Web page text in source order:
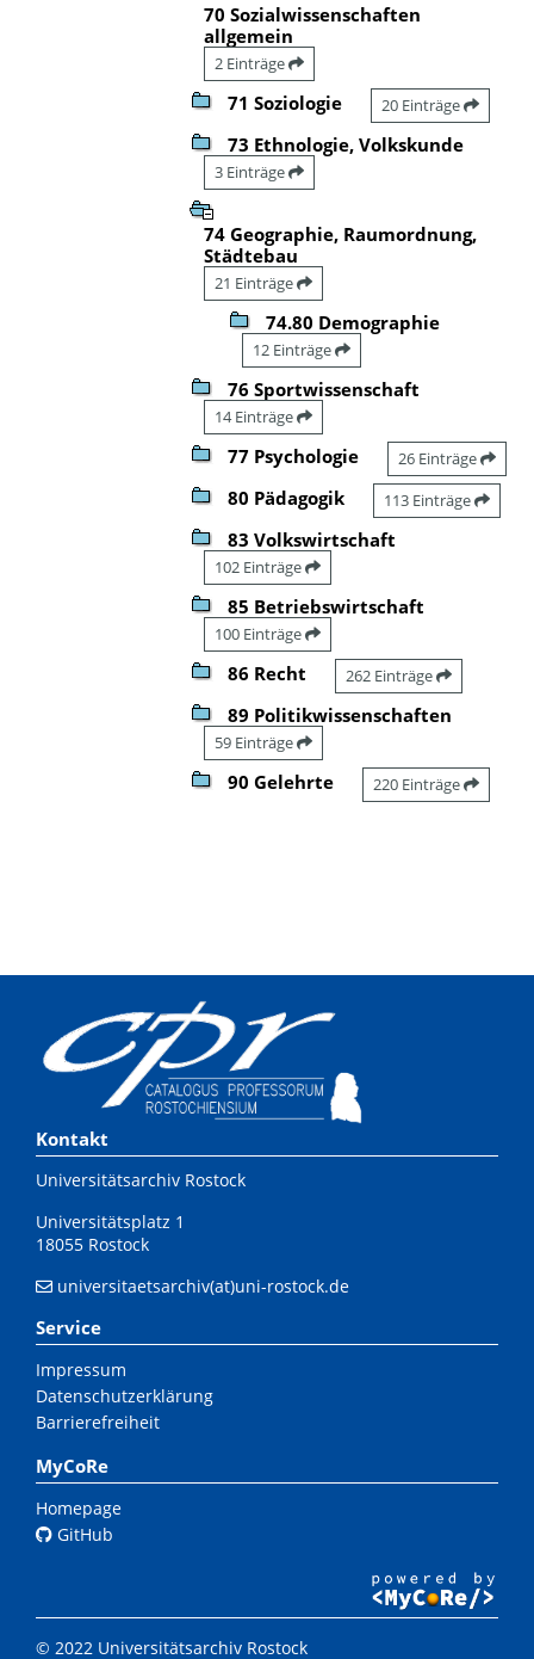
70 Sozialwissenschaften
allgemein
2 Einträge
71 Soziologie 20 Einträge
73 Ethnologie, Volkskunde
3 Einträge
74 Geographie, Raumordnung,
Städtebau
21 Einträge
74.80 Demographie
12 Einträge
76 Sportwissenschaft
14 Einträge
77 Psychologie 26 Einträge
80 Pädagogik 113 Einträge
83 Volkswirtschaft
102 Einträge
85 Betriebswirtschaft
100 Einträge
86 Recht 262 Einträge
89 Politikwissenschaften
59 Einträge
90 Gelehrte 220 Einträge
Kontakt
Universitätsarchiv Rostock
Universitätsplatz 1
18055 Rostock
universitaetsarchiv(at)uni-rostock.de
Service
Impressum
Datenschutzerklärung
Barrierefreiheit
MyCoRe
Homepage
GitHub
© 2022 Universitätsarchiv Rostock